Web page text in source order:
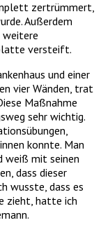
zertrümmert,
Außerdem
weitere
versteift.
und einer
vier Wänden, trat
Maßnahme
sehr wichtig.
konnte. Man
weiß mit seinen
dass dieser
wusste, dass es
zieht, hatte ich